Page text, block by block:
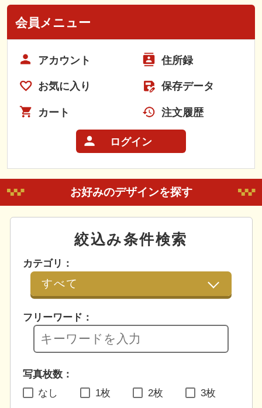
会員メニュー
アカウント 住所録
お気に入り 保存データ
カート 注文履歴
ログイン
お好みのデザインを探す
絞込み条件検索
カテゴリ：
フリーワード：
写真枚数：
なし
1枚 2枚 3枚